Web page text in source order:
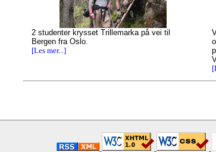
2 studenter krysset Trillemarka på vei til
Bergen fra Oslo.
[Les mer...]